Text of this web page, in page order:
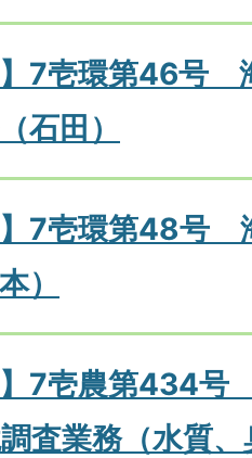
】7壱環第46号
石田）
】7壱環第48号
）
】7壱農第434
査業務（水質